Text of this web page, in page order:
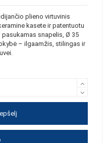
plieno virtuvinis
kasete ir patentuotu
pasukamas snapelis, Ø 35
– ilgaamžis, stilingas ir